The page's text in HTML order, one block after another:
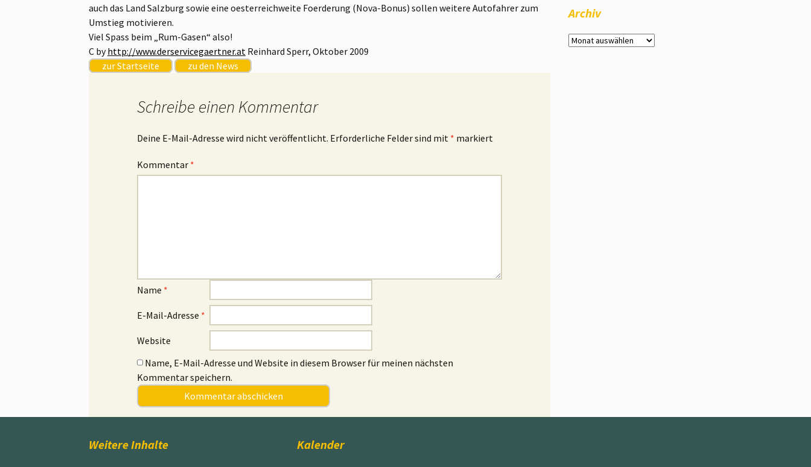
auch das Land Salzburg sowie eine oesterreichweite Foerderung (Nova-Bonus) sollen weitere Autofahrer zum
Umstieg motivieren.
Viel Spass beim „Rum-Gasen“ also!
C byhttp://www.derservicegaertner.at Reinhard Sperr, Oktober 2009
zur Startseite
zu den News
Schreibe einen Kommentar
Deine E-Mail-Adresse wird nicht veröffentlicht. Erforderliche Felder sind mit * markiert
Kommentar *
Name *
E-Mail-Adresse *
Website
Name, E-Mail-Adresse und Website in diesem Browser für meinen nächsten
Kommentar speichern.
Archiv
Archiv
Weitere Inhalte Kalender